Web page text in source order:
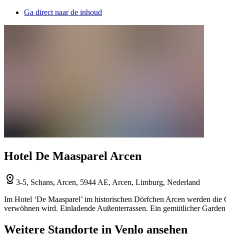
Ga direct naar de inhoud
Hotel De Maasparel Arcen
3-5, Schans, Arcen, 5944 AE, Arcen, Limburg, Nederland
Im Hotel ‘De Maasparel’ im historischen Dörfchen Arcen werden
verwöhnen wird. Einladende Außenterrassen. Ein gemütlicher
Weitere Standorte in Venlo ansehen